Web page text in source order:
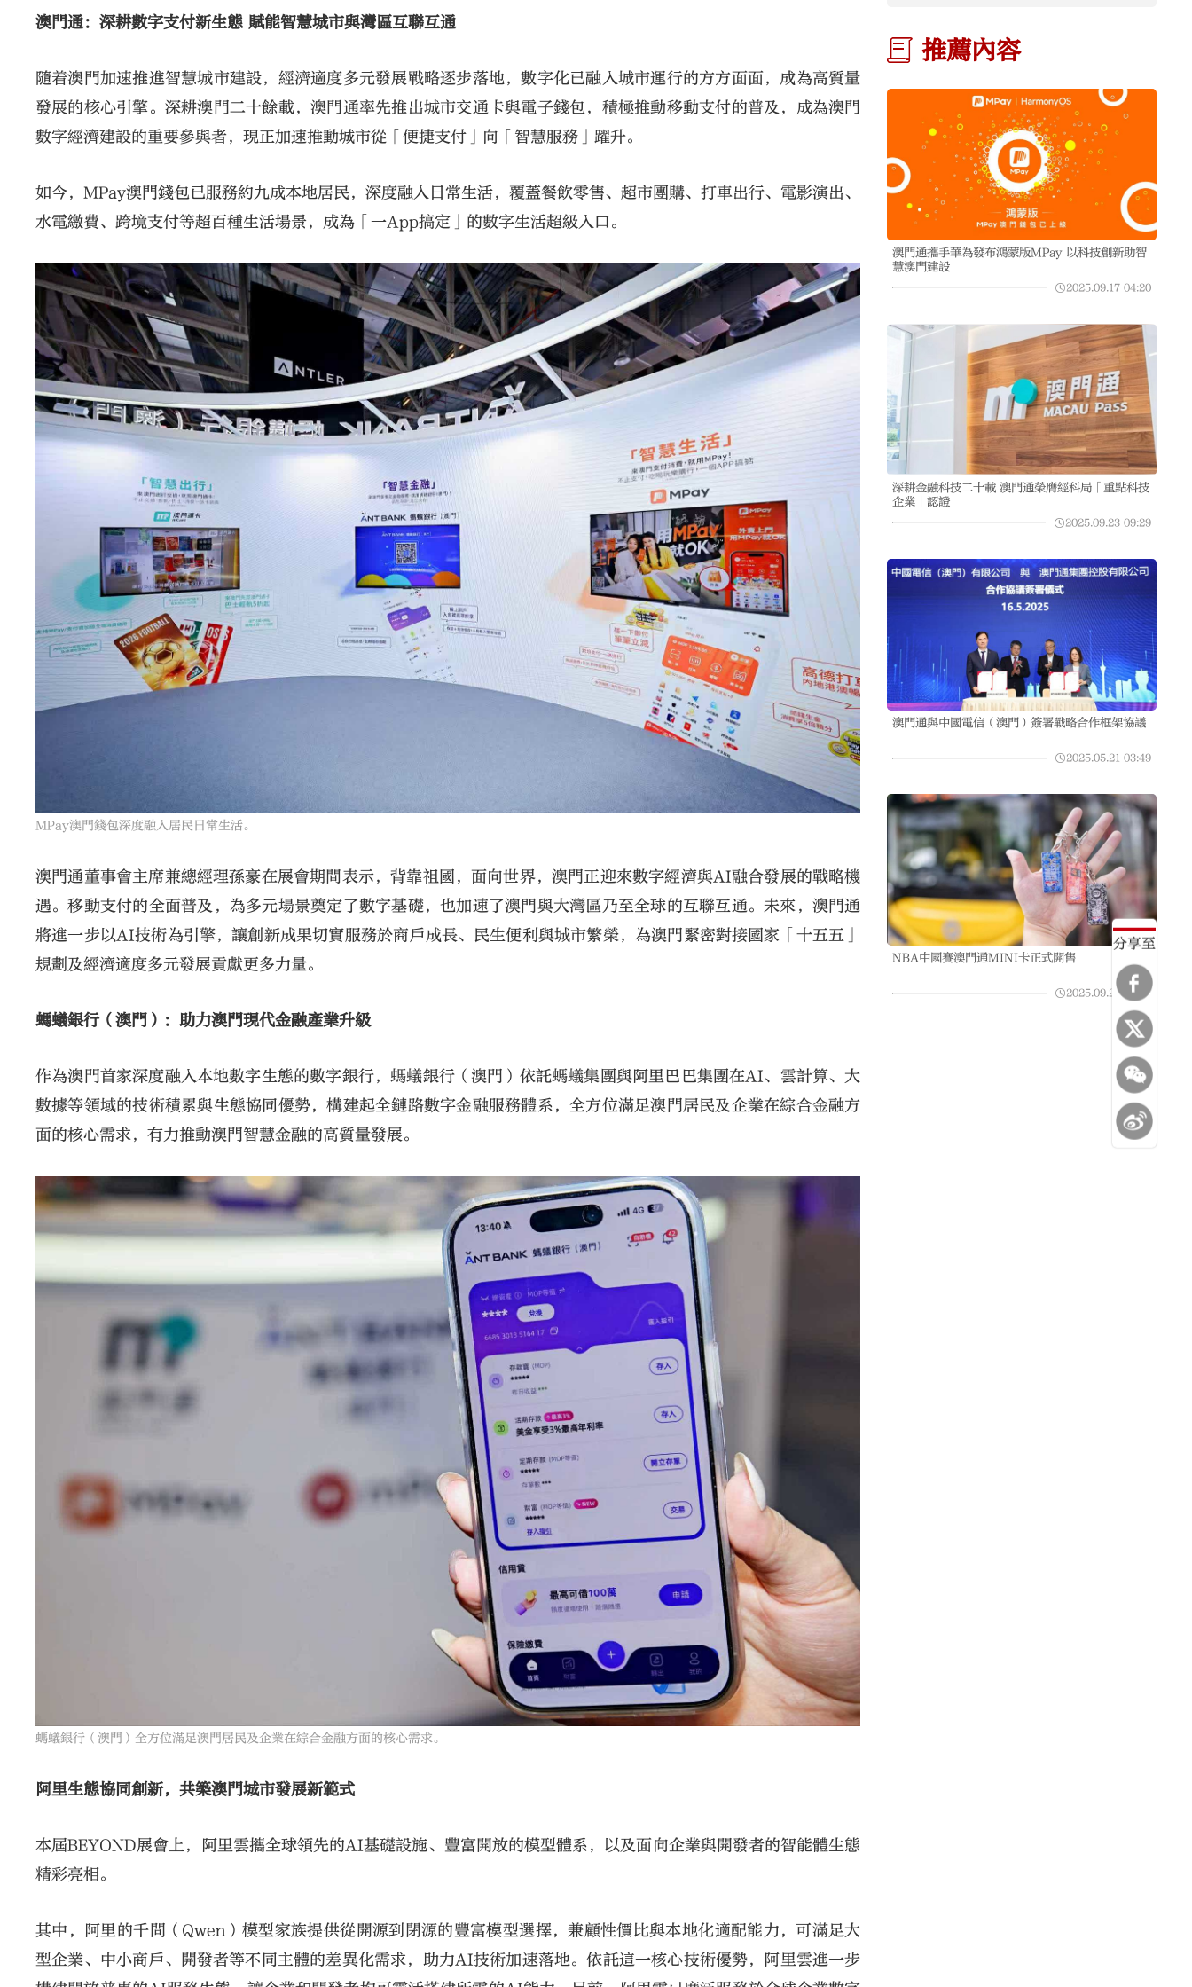
分享至
澳門通：深耕數字支付新生態 賦能智慧城市與灣區互聯互通
隨着澳門加速推進智慧城市建設，經濟適度多元發展戰略逐步落地，數字化已融入城市運行的方方面面，成為高質量
發展的核心引擎。深耕澳門二十餘載，澳門通率先推出城市交通卡與電子錢包，積極推動移動支付的普及，成為澳門
數字經濟建設的重要參與者，現正加速推動城市從「便捷支付」向「智慧服務」躍升。
如今，MPay澳門錢包已服務約九成本地居民，深度融入日常生活，覆蓋餐飲零售、超市團購、打車出行、電影演出、
水電繳費、跨境支付等超百種生活場景，成為「一App搞定」的數字生活超級入口。
MPay澳門錢包深度融入居民日常生活。
澳門通董事會主席兼總經理孫豪在展會期間表示，背靠祖國，面向世界，澳門正迎來數字經濟與AI融合發展的戰略機
遇。移動支付的全面普及，為多元場景奠定了數字基礎，也加速了澳門與大灣區乃至全球的互聯互通。未來，澳門通
將進一步以AI技術為引擎，讓創新成果切實服務於商戶成長、民生便利與城市繁榮，為澳門緊密對接國家「十五五」
規劃及經濟適度多元發展貢獻更多力量。
螞蟻銀行（澳門）：助力澳門現代金融產業升級
作為澳門首家深度融入本地數字生態的數字銀行，螞蟻銀行（澳門）依託螞蟻集團與阿里巴巴集團在AI、雲計算、大
數據等領域的技術積累與生態協同優勢，構建起全鏈路數字金融服務體系，全方位滿足澳門居民及企業在綜合金融方
面的核心需求，有力推動澳門智慧金融的高質量發展。
螞蟻銀行（澳門）全方位滿足澳門居民及企業在綜合金融方面的核心需求。
阿里生態協同創新，共築澳門城市發展新範式
本屆BEYOND展會上，阿里雲攜全球領先的AI基礎設施、豐富開放的模型體系，以及面向企業與開發者的智能體生態
精彩亮相。
其中，阿里的千問（Qwen）模型家族提供從開源到閉源的豐富模型選擇，兼顧性價比與本地化適配能力，可滿足大
型企業、中小商戶、開發者等不同主體的差異化需求，助力AI技術加速落地。依託這一核心技術優勢，阿里雲進一步
推薦內容
澳門通攜手華為發布鴻蒙版MPay 以科技創新助智
慧澳門建設
2025.09.17 04:20
深耕金融科技二十載 澳門通榮膺經科局「重點科技
企業」認證
2025.09.23 09:29
澳門通與中國電信（澳門）簽署戰略合作框架協議
2025.05.21 03:49
NBA中國賽澳門通MINI卡正式開售
2025.09.22 06:19